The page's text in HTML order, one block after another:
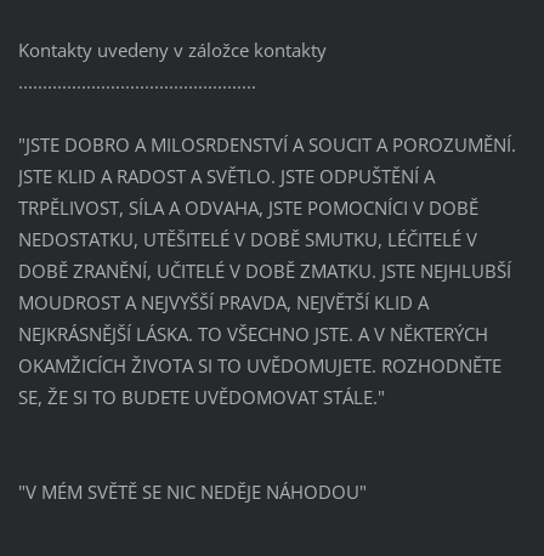
Kontakty uvedeny v záložce kontakty
.................................................
"JSTE DOBRO A MILOSRDENSTVÍ A SOUCIT A POROZUMĚNÍ.
JSTE KLID A RADOST A SVĚTLO. JSTE ODPUŠTĚNÍ A
TRPĚLIVOST, SÍLA A ODVAHA, JSTE POMOCNÍCI V DOBĚ
NEDOSTATKU, UTĚŠITELÉ V DOBĚ SMUTKU, LÉČITELÉ V
DOBĚ ZRANĚNÍ, UČITELÉ V DOBĚ ZMATKU. JSTE NEJHLUBŠÍ
MOUDROST A NEJVYŠŠÍ PRAVDA, NEJVĚTŠÍ KLID A
NEJKRÁSNĚJŠÍ LÁSKA. TO VŠECHNO JSTE. A V NĚKTERÝCH
OKAMŽICÍCH ŽIVOTA SI TO UVĚDOMUJETE. ROZHODNĚTE
SE, ŽE SI TO BUDETE UVĚDOMOVAT STÁLE."
"V MÉM SVĚTĚ SE NIC NEDĚJE NÁHODOU"